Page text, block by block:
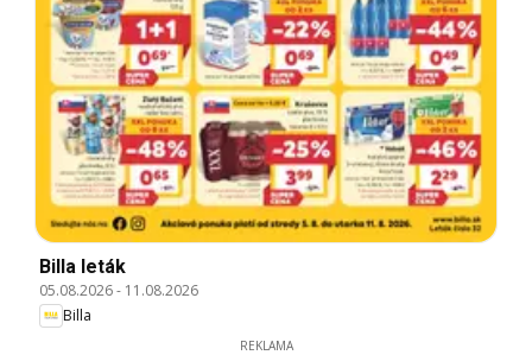
Billa leták
05.08.2026- 11.08.2026
Billa
REKLAMA